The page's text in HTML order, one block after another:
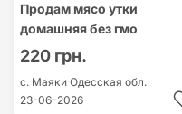
Продам мясо утки
домашняя без гмо
220 грн.
с. Маяки Одесская обл.
23-06-2026